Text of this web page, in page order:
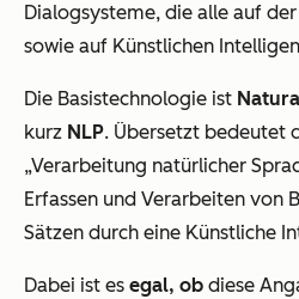
Dialogsysteme, die alle auf
sowie auf Künstlichen
Die Basistechnologie ist
kurz NLP. Übersetzt bedeutet
„Verarbeitung natürlicher
Erfassen und Verarbeiten von
Sätzen durch eine Künstliche
Dabei ist es egal, ob diese